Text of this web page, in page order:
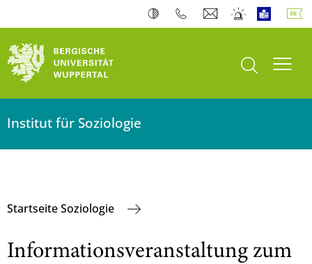
Suche öffnen
Institut für Soziologie
Startseite Soziologie
Informationsveranstaltung zum